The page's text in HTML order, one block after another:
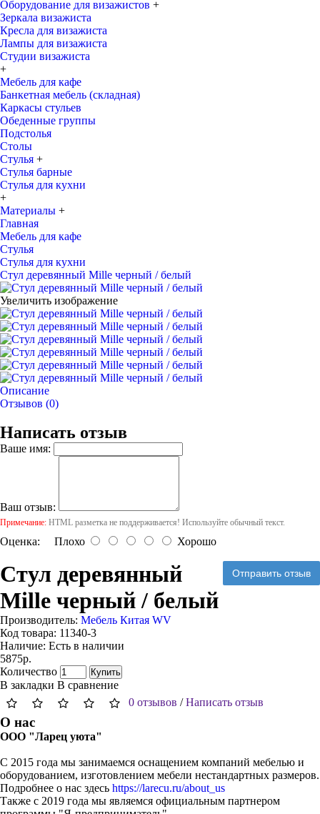
Оборудование для визажистов +
Зеркала визажиста
Кресла для визажиста
Лампы для визажиста
Студии визажиста
+
Мебель для кафе
Банкетная мебель (складная)
Каркасы стульев
Обеденные группы
Подстолья
Столы
Стулья +
Стулья барные
Стулья для кухни
+
Материалы +
Главная
Мебель для кафе
Стулья
Стулья для кухни
Стул деревянный Mille черный / белый
Увеличить изображение
Описание
Отзывов (0)
Написать отзыв
Ваше имя:
Ваш отзыв:
Примечание: HTML разметка не поддерживается! Используйте обычный текст.
Оценка: Плохо Хорошо
Отправить отзыв
Стул деревянный
Mille черный / белый
Производитель: Мебель Китая WV
Код товара: 11340-3
Наличие: Есть в наличии
5875р.
Количество
Купить
В закладки В сравнение
0 отзывов /Написать отзыв
О нас
ООО "Ларец уюта"
С 2015 года мы занимаемся оснащением компаний мебелью и
оборудованием, изготовлением мебели нестандартных размеров.
Подробнее о нас здесь https://larecu.ru/about_us
Также с 2019 года мы являемся официальным партнером